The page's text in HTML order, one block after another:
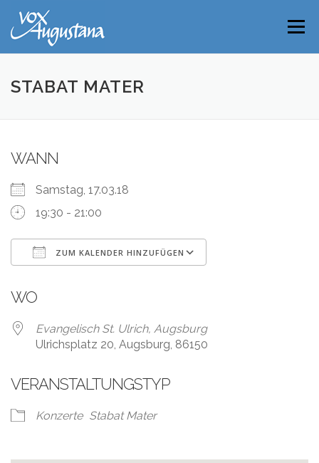
Inhalt
Menü
STABAT MATER
WANN
Samstag, 17.03.18
19:30 - 21:00
ZUM KALENDER HINZUFÜGEN
WO
Evangelisch St. Ulrich, Augsburg
Ulrichsplatz 20, Augsburg, 86150
VERANSTALTUNGSTYP
Konzerte Stabat Mater